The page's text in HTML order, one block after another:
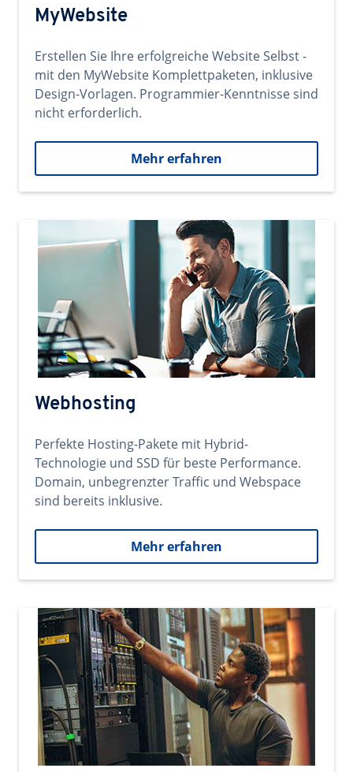
MyWebsite
Erstellen Sie Ihre erfolgreiche Website Selbst -
mit den MyWebsite Komplettpaketen, inklusive
Design-Vorlagen. Programmier-Kenntnisse sind
nicht erforderlich.
Mehr erfahren
Webhosting
Perfekte Hosting-Pakete mit Hybrid-
Technologie und SSD für beste Performance.
Domain, unbegrenzter Traffic und Webspace
sind bereits inklusive.
Mehr erfahren